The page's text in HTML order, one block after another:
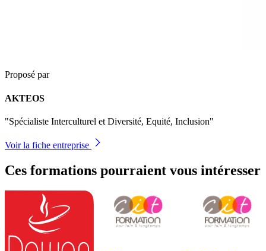
Proposé par
AKTEOS
"Spécialiste Interculturel et Diversité, Equité, Inclusion"
Voir la fiche entreprise
Ces formations pourraient vous intéresser